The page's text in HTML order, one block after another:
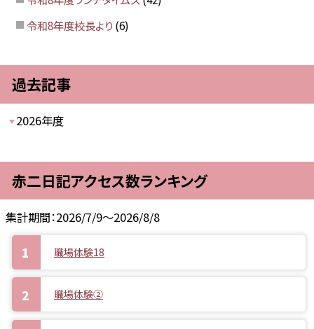
令和8年度校長より (6)
過去記事
2026年度
赤二日記アクセス数ランキング
集計期間：2026/7/9～2026/8/8
職場体験18
職場体験②